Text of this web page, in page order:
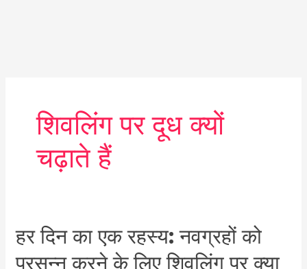
शिवलिंग पर दूध क्यों
चढ़ाते हैं
हर दिन का एक रहस्य: नवग्रहों को
प्रसन्न करने के लिए शिवलिंग पर क्या
हर
दिन
का